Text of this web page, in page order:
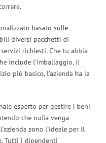
basato sulle
diversi pacchetti di
richiesti. Che tu abbia
include l’imballaggio, il
più basico, l’azienda ha la
esperto per gestire i beni
che nulla venga
sono l’ideale per il
Tutti i dipendenti